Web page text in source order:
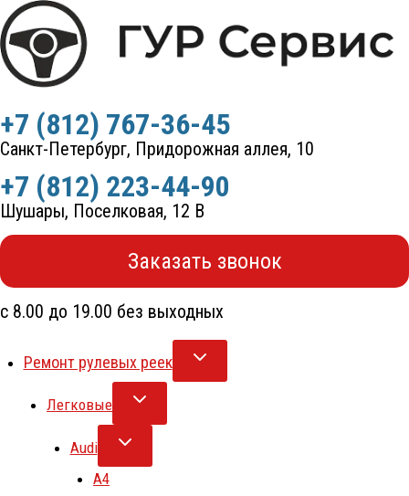
Перейти
к
содержимому
+7 (812) 767-36-45
Санкт-Петербург, Придорожная аллея, 10
+7 (812) 223-44-90
Шушары, Поселковая, 12 В
Заказать звонок
с 8.00 до 19.00 без выходных
Ремонт рулевых реек
Легковые
Audi
A4